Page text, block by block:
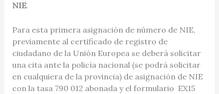
NIE.
Para esta primera asignación de número de NIE,
previamente al certificado de registro de
ciudadano de la Unión Europea se deberá solicitar
una cita ante la policía nacional (se podrá solicitar
en cualquiera de la provincia) de asignación de NIE
con la tasa 790 012 abonada y el formulario EX15